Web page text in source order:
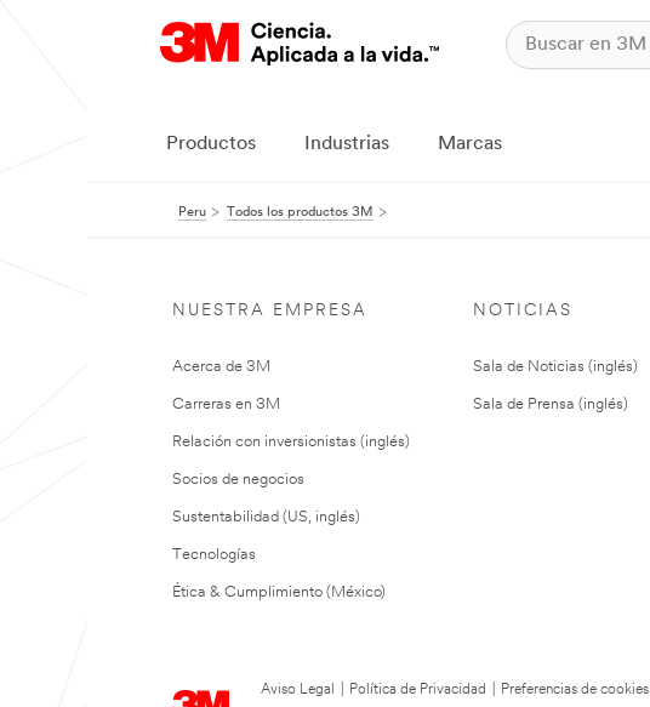
Productos Industrias Marcas
Peru Todos los productos 3M
NUESTRA EMPRESA
Acerca de 3M
Carreras en 3M
Relación con inversionistas (inglés)
Socios de negocios
Sustentabilidad (US, inglés)
Tecnologías
Ética & Cumplimiento (México)
NOTICIAS
Sala de Noticias (inglés)
Sala de Prensa (inglés)
Aviso Legal Política de Privacidad
Preferencias de cookies